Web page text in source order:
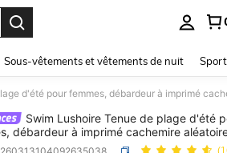
Sous-vêtements et vêtements de nuit
Swim Lushoire Tenue de plage d'été
débardeur à imprimé cachemire
couleur unie 2 pièces, maillot de bain,
SKU: sz260313104092635038622